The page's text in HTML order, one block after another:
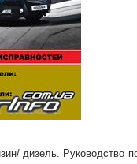
дизель. Руководство